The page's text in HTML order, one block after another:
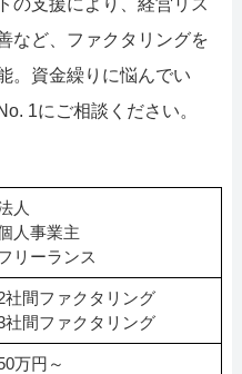
など、ファクタリングを
。資金繰りに悩んでい
1にご相談ください。
人
人事業主
リーランス
社間ファクタリング
社間ファクタリング
万円～